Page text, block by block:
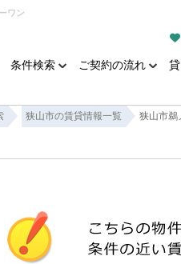
ワン
条件検索 ご契約の流れ
狭山市の賃貸情報一覧 狭山市鵜